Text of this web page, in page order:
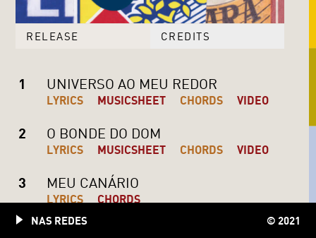
RELEASE CREDITS
1 UNIVERSO AO MEU REDOR
LYRICS MUSICSHEET CHORDS VIDEO
2 O BONDE DO DOM
LYRICS MUSICSHEET CHORDS VIDEO
3 MEU CANÁRIO
LYRICS CHORDS
NAS REDES © 2021